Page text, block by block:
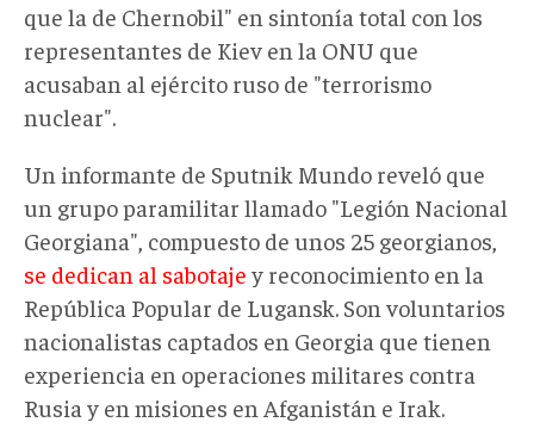
que la de Chernobil" en sintonía total con los
representantes de Kiev en la ONU que
acusaban al ejército ruso de "terrorismo
nuclear".
Un informante de Sputnik Mundo reveló que
un grupo paramilitar llamado "Legión Nacional
Georgiana", compuesto de unos 25 georgianos,
se dedican al sabotaje y reconocimiento en la
República Popular de Lugansk. Son voluntarios
nacionalistas captados en Georgia que tienen
experiencia en operaciones militares contra
Rusia y en misiones en Afganistán e Irak.